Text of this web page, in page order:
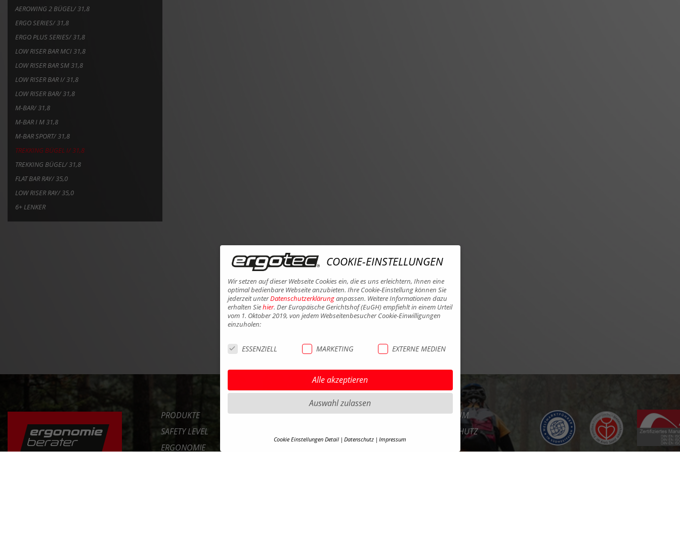
AEROWING 2 BÜGEL/ 31,8
ERGO SERIES/ 31,8
ERGO PLUS SERIES/ 31,8
LOW RISER BAR MCI 31,8
LOW RISER BAR SM 31,8
LOW RISER BAR I/ 31,8
LOW RISER BAR/ 31,8
M-BAR/ 31,8
M-BAR I M 31,8
M-BAR SPORT/ 31,8
TREKKING BÜGEL I/ 31,8
TREKKING BÜGEL/ 31,8
FLAT BAR RAY/ 35,0
LOW RISER RAY/ 35,0
6+ LENKER
PRODUKTE
SAFETY LEVEL
ERGONOMIE
HIGHLIGHTS MTB
SATTELSTÜTZEN
IMPRESSUM
DATENSCHUTZ
COOKIE-EINSTELLUNGEN
Wir setzen auf dieser Webseite Cookies ein, die es uns erleichtern, Ihnen eine
optimal bedienbare Webseite anzubieten. Ihre Cookie-Einstellung können Sie
jederzeit unterDatenschutzerklärunganpassen. Weitere Informationen dazu
erhalten Siehier. Der Europäische Gerichtshof (EuGH) empfiehlt in einem Urteil
vom 1. Oktober 2019, von jedem Webseitenbesucher Cookie-Einwilligungen
einzuholen:
ESSENZIELL MARKETING EXTERNE MEDIEN
Alle akzeptieren
Auswahl zulassen
Cookie Einstellungen Detail Datenschutz Impressum